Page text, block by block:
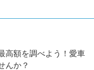
高額を調べよう！愛車
んか？